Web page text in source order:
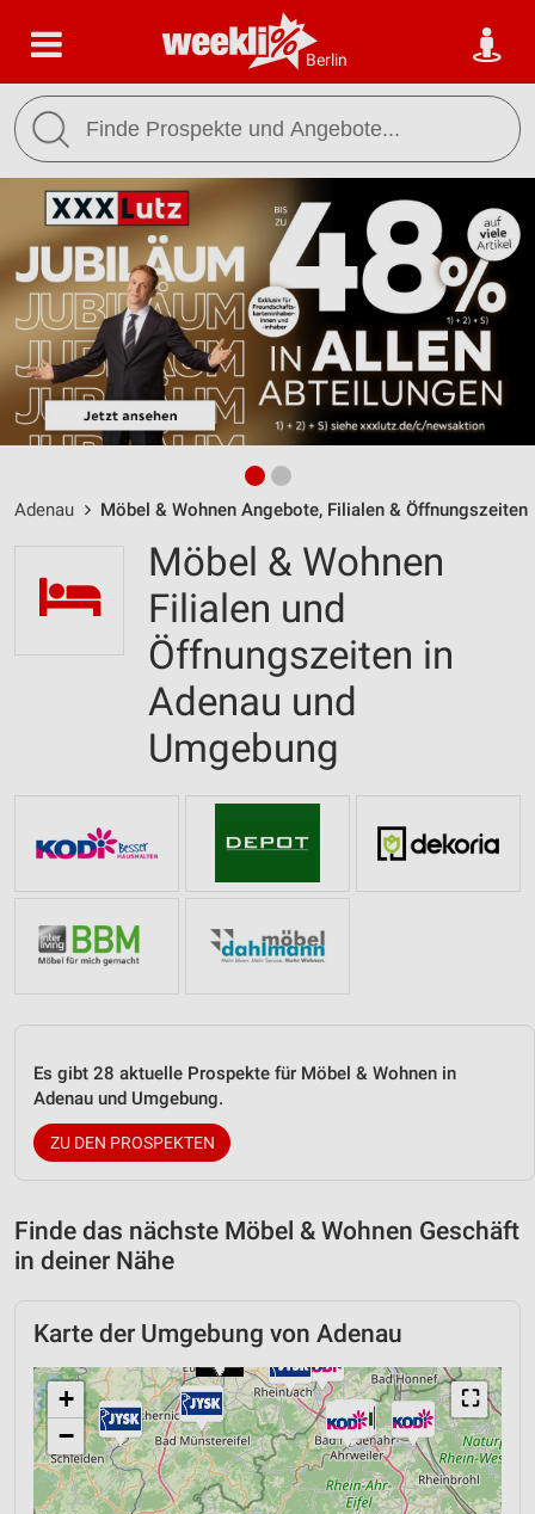
Berlin
Adenau Möbel & Wohnen Angebote, Filialen & Öffnungszeiten
Möbel & Wohnen
Filialen und
Öffnungszeiten in
Adenau und
Umgebung
Es gibt 28 aktuelle Prospekte für Möbel & Wohnen in
Adenau und Umgebung.
ZU DEN PROSPEKTEN
Finde das nächste Möbel & Wohnen Geschäft
in deiner Nähe
Karte der Umgebung von Adenau
⛶
+
−